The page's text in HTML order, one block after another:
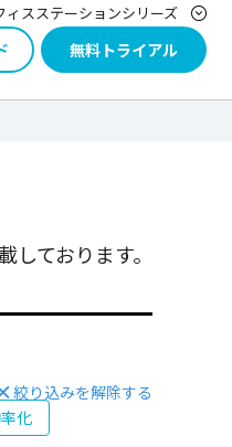
無料トライアル
ィスステーションシリーズ
ております。
絞り込みを解除する
化